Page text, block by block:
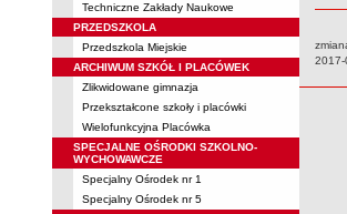
Techniczne Zakłady Naukowe
PRZEDSZKOLA
Przedszkola Miejskie
ARCHIWUM SZKÓŁ I PLACÓWEK
Zlikwidowane gimnazja
Przekształcone szkoły i placówki
Wielofunkcyjna Placówka
SPECJALNE OŚRODKI SZKOLNO-
WYCHOWAWCZE
Specjalny Ośrodek nr 1
Specjalny Ośrodek nr 5
Data:
2017-